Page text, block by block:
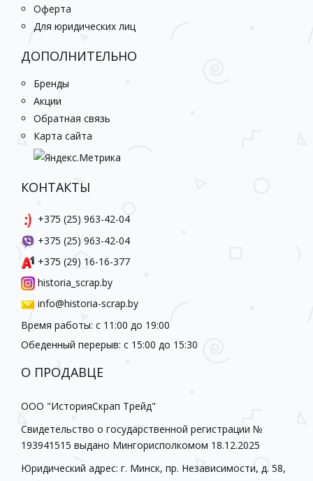
Оферта
Для юридических лиц
ДОПОЛНИТЕЛЬНО
Бренды
Акции
Обратная связь
Карта сайта
КОНТАКТЫ
+375 (25) 963-42-04
+375 (25) 963-42-04
+375 (29) 16-16-377
historia_scrap.by
info@historia-scrap.by
Время работы: с 11:00 до 19:00
Обеденный перерыв: с 15:00 до 15:30
О ПРОДАВЦЕ
ООО "ИсторияСкрап Трейд"
Свидетельство о государственной регистрации №
193941515 выдано Мингорисполкомом 18.12.2025
Юридический адрес: г. Минск, пр. Независимости, д. 58,